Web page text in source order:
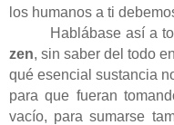
los humanos a ti
Hablábase así a
zen, sin saber del todo
qué esencial sustancia
para que fueran
vacío, para sumarse